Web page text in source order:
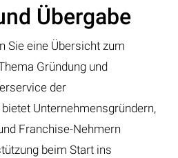
Übergabe
Sie eine Übersicht zum
Gründung und
der
Unternehmensgründern,
Franchise-Nehmern
beim Start ins